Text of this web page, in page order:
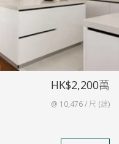
HK$2,200萬
@ 10,476 / 尺 (建)